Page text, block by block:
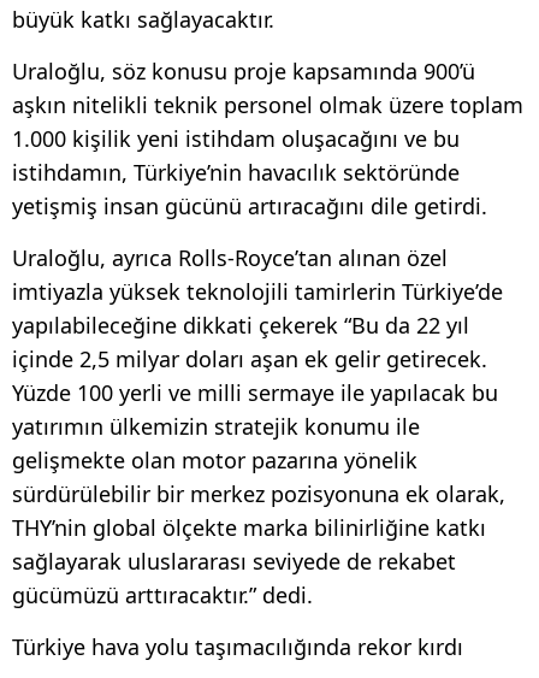
büyük katkı sağlayacaktır.
Uraloğlu, söz konusu proje kapsamında 900’ü
aşkın nitelikli teknik personel olmak üzere toplam
1.000 kişilik yeni istihdam oluşacağını ve bu
istihdamın, Türkiye’nin havacılık sektöründe
yetişmiş insan gücünü artıracağını dile getirdi.
Uraloğlu, ayrıca Rolls-Royce’tan alınan özel
imtiyazla yüksek teknolojili tamirlerin Türkiye’de
yapılabileceğine dikkati çekerek “Bu da 22 yıl
içinde 2,5 milyar doları aşan ek gelir getirecek.
Yüzde 100 yerli ve milli sermaye ile yapılacak bu
yatırımın ülkemizin stratejik konumu ile
gelişmekte olan motor pazarına yönelik
sürdürülebilir bir merkez pozisyonuna ek olarak,
THY’nin global ölçekte marka bilinirliğine katkı
sağlayarak uluslararası seviyede de rekabet
gücümüzü arttıracaktır.” dedi.
Türkiye hava yolu taşımacılığında rekor kırdı